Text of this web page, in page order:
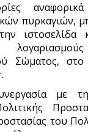
πυρκαγιών,
ιστοσελίδα
Σώματος, στο
με
του